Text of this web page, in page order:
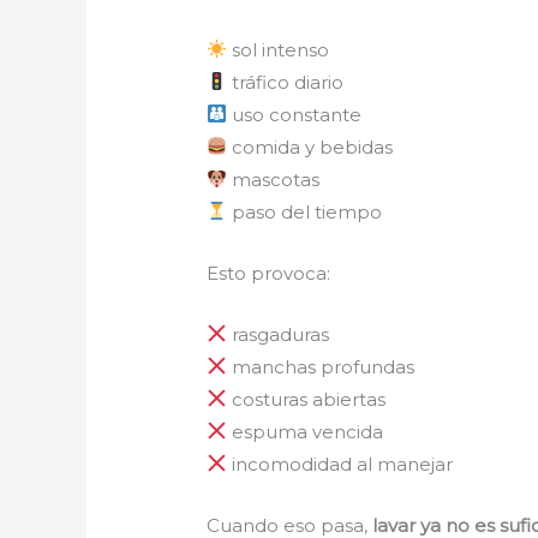
sol intenso
tráfico diario
uso constante
comida y bebidas
mascotas
paso del tiempo
Esto provoca:
rasgaduras
manchas profundas
costuras abiertas
espuma vencida
incomodidad al manejar
Cuando eso pasa, lavar ya no es